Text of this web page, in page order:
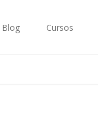
Blog Cursos